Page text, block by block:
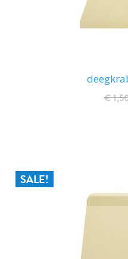
€
SALE!